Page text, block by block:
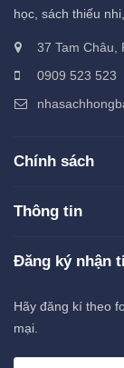
học, sách thiếu
37 Tam Châu,
0909 523 523
Chính sách
Thông tin
Đăng ký nhận
Hãy đăng kí theo
mại.